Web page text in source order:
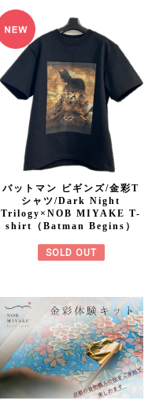
バットマン ビギンズ/金彩T
シャツ/Dark Night
Trilogy×NOB MIYAKE T-
shirt（Batman Begins）
SOLD OUT